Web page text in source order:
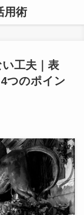
用術
工夫｜表
つのポイン